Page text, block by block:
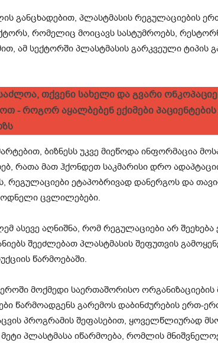
განცხადებით, პლასტმასის რეგულაციების
რომელიც მოიცავს სასტუმროებს,
ამ სექტორში პლასტმასის გარკვეული ტიპის
თქვენი სახელი და გვარი
- როგორ აყალბებენ ექიმები
ბიზნესს უკვე მიეწოდა ინფორმაცია
რათა მათ ჰქონდეთ საკმარისი დრო
რეგულაციები ეტაპობრივად დანერგოს და
ცვლილებები.
ასევე აღნიშნა, რომ რეგულაციები არ შეეხება
შეეძლებათ პლასტმასის შეფუთვის
წარმოებაში.
მოქმედი საერთაშორისო ორგანიზაციების
წარმოადგენს გარემოს დაბინძურების ერთ-
პროგრამის შეფასებით, ყოველწლიურად
პლასტმასა იწარმოება, რომლის